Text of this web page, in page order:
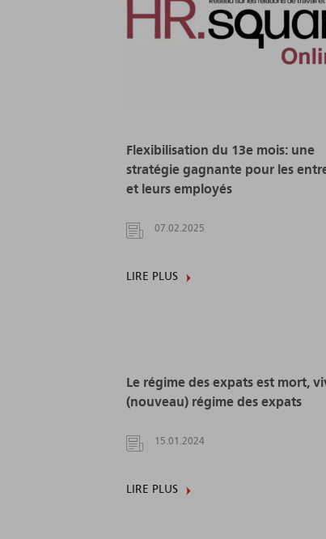
Flexibilisation du 13e mois: une
stratégie gagnante pour les
et leurs employés
07.02.2025
LIRE PLUS
Le régime des expats est mort,
(nouveau) régime des expats
15.01.2024
LIRE PLUS